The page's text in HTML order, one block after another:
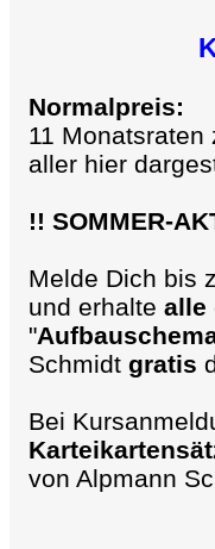
Normalpreis:
11
aller hier
!! SOMMER-
Melde Dich bis
und erhalte alle
"
Schmidt gratis
Bei
von Alpmann